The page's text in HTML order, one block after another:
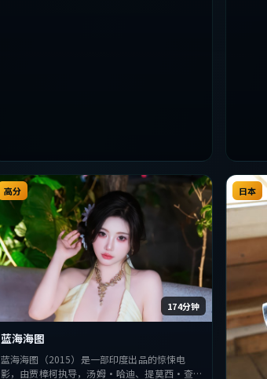
174分钟
高分
蓝海海图
蓝海海图（2015）是一部印度出品的惊悚电
影，由贾樟柯执导，汤姆·哈迪、提莫西·查
日本